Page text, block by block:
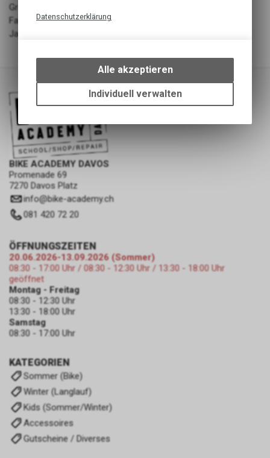
Grösse/Länge: M
Farbe: Dark Brown
Jahrgang: SS24
BIKE ACADEMY DAVOS
Promenade 69
7270 Davos Platz
info@bike-academy.ch
081 420 72 20
KATEGORIEN
Sommer (Bike)
Winter (Langlauf)
Kids (Sommer/Winter)
Accessoires
Gutscheine / Diverses
ÖFFNUNGSZEITEN
20.06.2026-13.09.2026 (Sommer)
08:30 - 17:00 Uhr / 08:30 - 12:30 Uhr / 13:30 - 18:00 Uhr
geöffnet
Montag - Freitag
08:30 - 12:30 Uhr
13:30 - 18:00 Uhr
Samstag
08:30 - 17:00 Uhr
Datenschutzerklärung
bestimmte Interaktionen und
Einstellungen auf Ihrem Gerät,
um die grundlegenden
Funktionen unseres Online-
des Warenkorbs, zu
ermöglichen. Bitte beachten Sie,
dass die gespeicherten Daten
keinerlei Rückschlüsse auf Ihre
Alle akzeptieren
Individuell verwalten